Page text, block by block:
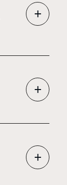
+
+
+